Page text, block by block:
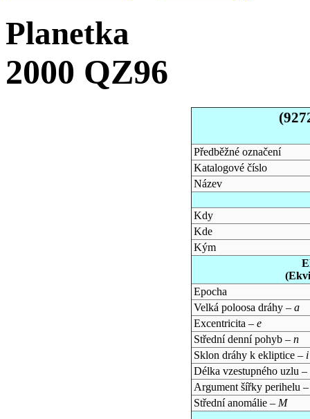
Planetka
2000 QZ96
Předběžné označení
Katalogové číslo
Název
Kdy
Kde
Kým
Epocha
Velká poloosa dráhy – a
Excentricita – e
Střední denní pohyb – n
Sklon dráhy k ekliptice – i
Délka vzestupného uzlu –
Argument šířky perihelu
Střední anomálie – M